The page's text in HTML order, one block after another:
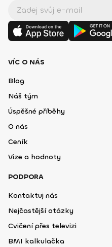
VÍC O NÁS
Blog
Náš tým
Úspěšné příběhy
O nás
Ceník
Vize a hodnoty
PODPORA
Kontaktuj nás
Nejčastější otázky
Cvičení přes televizi
BMI kalkulačka